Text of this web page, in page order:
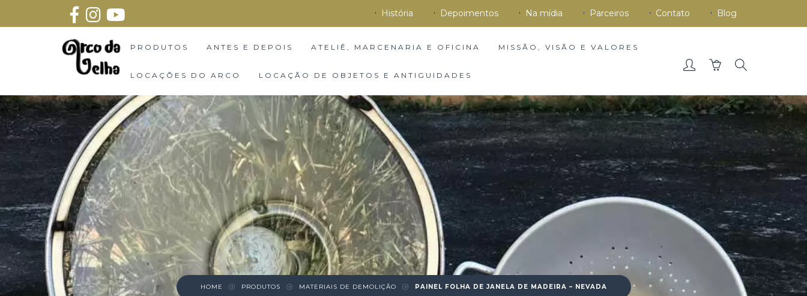
História Depoimentos Na mídia Parceiros Contato Blog
PRODUTOS ANTES E DEPOIS ATELIÊ, MARCENARIA E OFICINA MISSÃO, VISÃO E VALORES
LOCAÇÕES DO ARCO LOCAÇÃO DE OBJETOS E ANTIGUIDADES
HOME PRODUTOS MATERIAIS DE DEMOLIÇÃO PAINEL FOLHA DE JANELA DE MADEIRA – NEVADA